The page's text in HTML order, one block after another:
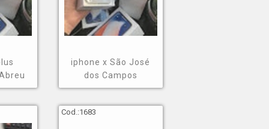
iphone x São José
dos Campos
Cod.:1683